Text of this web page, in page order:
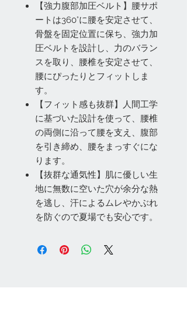
【強力腹部加圧ベルト】腰サポ
ートは360°に腰を安定させて、
骨盤を固定位置に保ち、強力加
圧ベルトを設計し、力のバラン
スを取り、腰椎を安定させて、
腰にぴったりとフィットしま
す。
【フィット感も抜群】人間工学
に基づいた設計を使って、腰椎
の両側に沿って腰を支え、腹部
を引き締め、腰をまっすぐにな
ります。
【抜群な通気性】肌に優しい生
地に無数に空いた穴が余分な熱
を逃し、汗によるムレやかぶれ
を防ぐので夏場でも安心です。